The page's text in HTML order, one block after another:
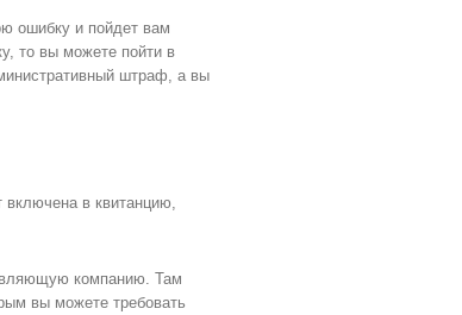
ошибку и пойдет вам
то вы можете пойти в
штраф, а вы
включена в квитанцию,
компанию. Там
вы можете требовать